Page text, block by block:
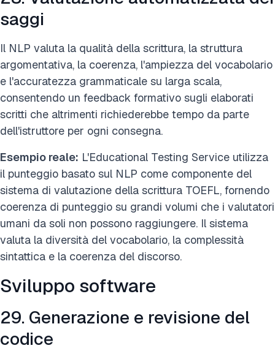
saggi
Il NLP valuta la qualità della scrittura, la struttura
argomentativa, la coerenza, l'ampiezza del vocabolario
e l'accuratezza grammaticale su larga scala,
consentendo un feedback formativo sugli elaborati
scritti che altrimenti richiederebbe tempo da parte
dell'istruttore per ogni consegna.
Esempio reale: L'Educational Testing Service utilizza
il punteggio basato sul NLP come componente del
sistema di valutazione della scrittura TOEFL, fornendo
coerenza di punteggio su grandi volumi che i valutatori
umani da soli non possono raggiungere. Il sistema
valuta la diversità del vocabolario, la complessità
sintattica e la coerenza del discorso.
Sviluppo software
29. Generazione e revisione del
codice